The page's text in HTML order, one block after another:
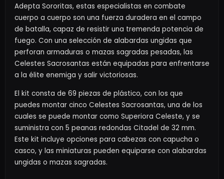
Adepta Sororitas, estas especialistas en combate
cuerpo a cuerpo son una fuerza duradera en el campo
de batalla, capaz de resistir una tremenda potencia de
fuego. Con una selección de alabardas ungidas que
perforan armaduras o mazas sagradas pesadas, las
Celestes Sacrosantas están equipadas para enfrentarse
a la élite enemiga y salir victoriosas.
El kit consta de 69 piezas de plástico, con los que
puedes montar cinco Celestes Sacrosantas, una de los
cuales se puede montar como Superiora Celeste, y se
suministra con 5 peanas redondas Citadel de 32 mm.
Este kit incluye opciones para cabezas con capucha o
casco, y las miniaturas pueden equiparse con alabardas
ungidas o mazas sagradas.